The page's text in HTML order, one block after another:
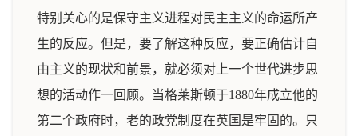
特别关心的是保守主义进程对民主主义的命运所产
生的反应。但是，要了解这种反应，要正确估计自
由主义的现状和前景，就必须对上一个世代进步思
想的活动作一回顾。当格莱斯顿于1880年成立他的
第二个政府时，老的政党制度在英国是牢固的。只